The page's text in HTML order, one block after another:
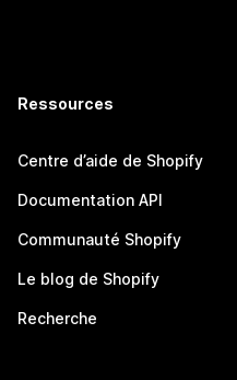
Ressources
Centre d’aide de Shopify
Documentation API
Communauté Shopify
Le blog de Shopify
Recherche